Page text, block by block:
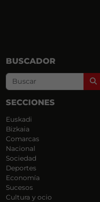
BUSCADOR
SECCIONES
Euskadi
Bizkaia
Comarcas
Nacional
Sociedad
Deportes
Economía
Sucesos
Cultura y ocio